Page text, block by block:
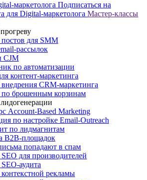
маркетолога Подписаться на
для Digital-маркетолога Мастер-классы
для SMM
рассылок
CJM
по автоматизации
контент-маркетинга
CRM-маркетинга
по брошенным корзинам
Account-Based Marketing
по настройке Email-Outreach
по лидмагнитам
B2B-площадок
попадают в спам
для производителей
аудита
рекламы